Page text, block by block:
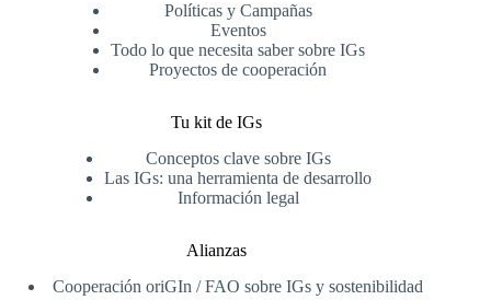
Políticas y Campañas
Eventos
Todo lo que necesita saber sobre IGs
Proyectos de cooperación
Tu kit de IGs
Conceptos clave sobre IGs
Las IGs: una herramienta de desarrollo
Información legal
Alianzas
Cooperación oriGIn / FAO sobre IGs y sostenibilidad